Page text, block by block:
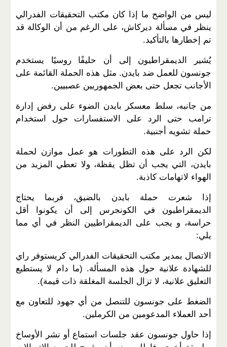
ليس من الواضح ما إذا كان مكتب التحقيقات الفدرالي
ينظر في مسألة ديركاش، على الرغم من أن الوكالة قد
تم إخطارها بالتأكيد.
يُشير الديمقراطيون إلى أن حليفًا روسيًا يستخدم
جونسون للعمل ضد بايدن. مثل هذه الحملة القائمة على
الأجانب تجعل حتى بعض الجمهوريين عصبيين.
من جانبه، سلط معسكر بايدن الضوء على رفض إدارة
ترامب حتى الرد على الاستفسارات حول استخدام
حملة تشويه أجنبية.
لكن الرد على هذه التطورات هو عمل موازن لحملة
بايدن، التي يجب أن تظل يقظة، ولا تعطي المزيد من
الهواء لاتهامات كاذبة.
إذا شعرت حملة بايدن بالضيق، فربما يحتاج
الديمقراطيون في الكونجرس إلى أن يكونوا أقل
حراسة، و يجب على الديمقراطيين النظر في أي مما
يلي:
الاتصال بمدير مكتب التحقيقات الفدرالي كريستوفر راي
للشهادة علانية حول هذه المسألة. (ما دام لا يستطيع
التعليق علانية، لا تزال الجلسة المغلقة ذات قيمة).
الضغط على جونسون للتنصل من أي جهود للتعاون مع
أحد العملاء المدعومين من الكرملين.
إذا حاول جونسون عقد جلسات استماع أو نشر الأوساخ